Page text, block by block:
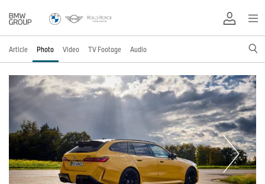
Article Photo Video TV Footage Audio